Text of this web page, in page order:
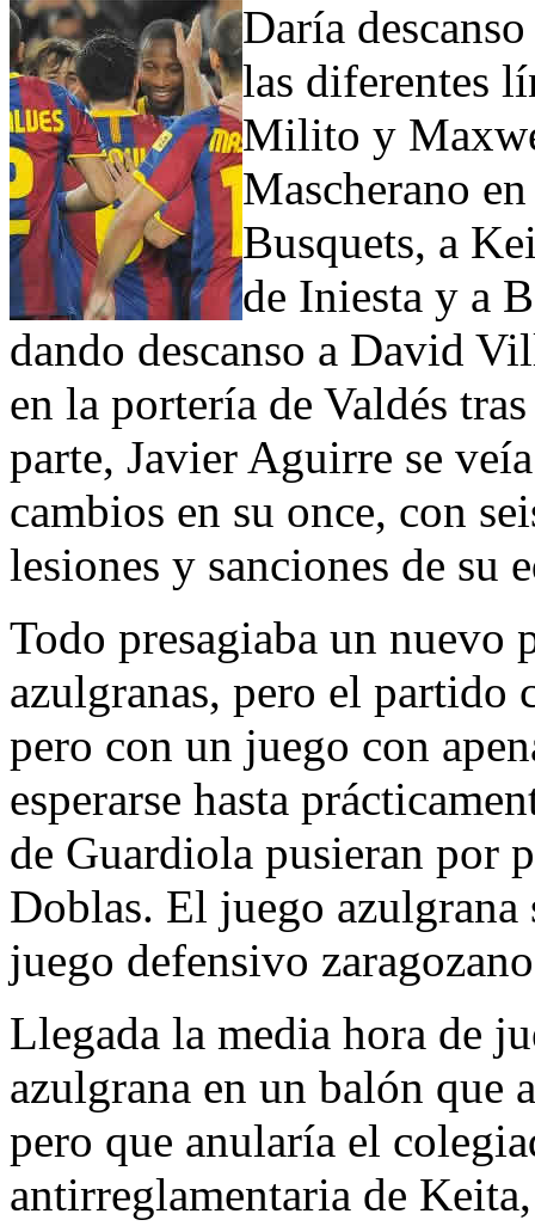
Daría
las diferentes
Milito y
Mascherano
Busquets, a
de Iniesta y a
dando descanso a David
en la portería de Valdés
parte, Javier Aguirre se
cambios en su once, con
lesiones y sanciones de su
Todo presagiaba un nuevo
azulgranas, pero el partido
pero con un juego con
esperarse hasta
de Guardiola pusieran por
Doblas. El juego azulgrana
juego defensivo
Llegada la media hora de
azulgrana en un balón que
pero que anularía el
antirreglamentaria de